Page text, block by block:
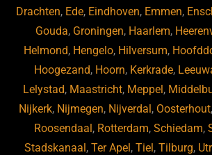
Drachten, Ede, Eindhoven, Emmen,
Gouda, Groningen, Haarlem,
Helmond, Hengelo, Hilversum,
Hoogezand, Hoorn, Kerkrade,
Lelystad, Maastricht, Meppel ,
Nijkerk, Nijmegen, Nijverdal , Oosterhout,
Roosendaal , Rotterdam, Schiedam,
Stadskanaal ,Ter Apel ,Tiel ,Tilburg,